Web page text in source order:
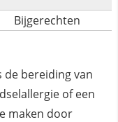
Bijgerechten
de bereiding van
of een
maken door